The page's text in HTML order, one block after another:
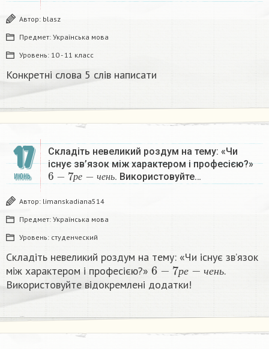
Автор: blasz
Предмет: Українська мова
Уровень: 10 - 11 класс
Конкретні слова 5 слів написати
17
ИЮНЬ
Складіть невеликий роздум на тему: «Чи
існує зв’язок між характером і професією?»
ре ч е н ь
6−7ре− чень
. Використовуйте…
Автор: limanskadiana514
Предмет: Українська мова
Уровень: студенческий
Складіть невеликий роздум на тему: «Чи існує зв’язок
між характером і професією?»
ре чень
6−7р е−ч ень
.
Використовуйте відокремлені додатки! ​